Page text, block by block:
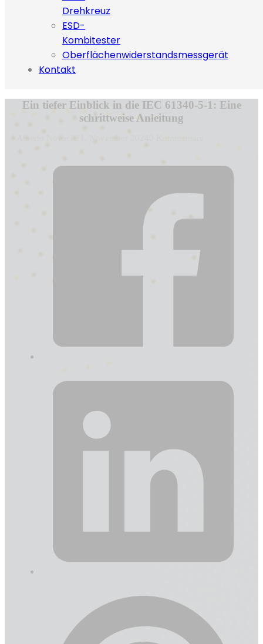
Drehkreuz
ESD-
Kombitester
Oberflächenwiderstandsmessgerät
Kontakt
Ein tiefer Einblick in die IEC 61340-5-1: Eine
schrittweise Anleitung